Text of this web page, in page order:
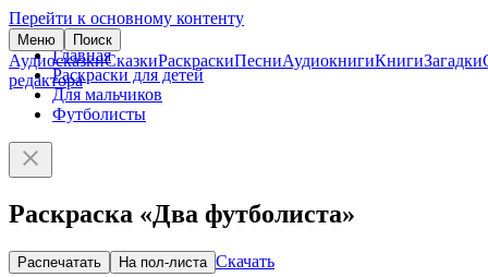
Перейти к основному контенту
Меню Поиск
АудиосказкиСказкиРаскраскиПесниАудиокнигиКнигиЗагадки
редактора
Главная
Раскраски для детей
Для мальчиков
Футболисты
Раскраска «Два футболиста»
Распечатать На пол-листа Скачать